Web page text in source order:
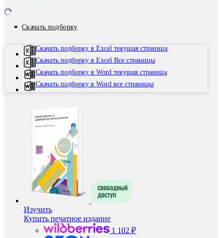
Скачать подборку
Скачать подборку в Excel текущая страница
Скачать подборку в Excel Все страницы
Скачать подборку в Word текущая страница
Скачать подборку в Word все страницы
Изучить
Купить печатное издание
1 102 ₽